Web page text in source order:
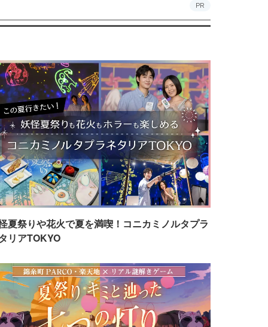
PR
夏祭りや花火で夏を満喫！コニカミノルタプラ
リアTOKYO